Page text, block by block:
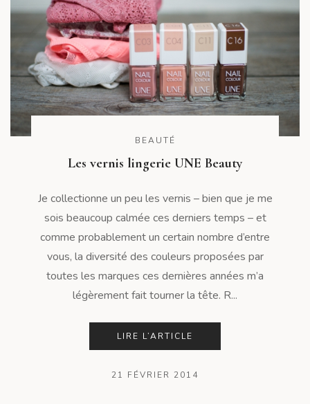
BEAUTÉ
Les vernis lingerie UNE Beauty
Je collectionne un peu les vernis – bien que je me
sois beaucoup calmée ces derniers temps – et
comme probablement un certain nombre d’entre
vous, la diversité des couleurs proposées par
toutes les marques ces dernières années m’a
légèrement fait tourner la tête. R...
LIRE L’ARTICLE
21 FÉVRIER 2014